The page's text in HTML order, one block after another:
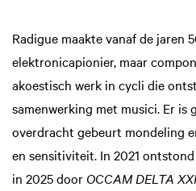
Radigue maakte vanaf de jaren
elektronicapionier, maar
akoestisch werk in cycli die
samenwerking met musici. Er is
overdracht gebeurt mondeling
en sensitiviteit. In 2021 ontstond
in 2025 door OCCAM DELTA